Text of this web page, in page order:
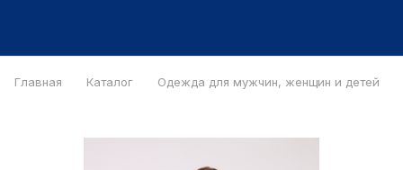
Главная Каталог Одежда для мужчин, женщин и детей